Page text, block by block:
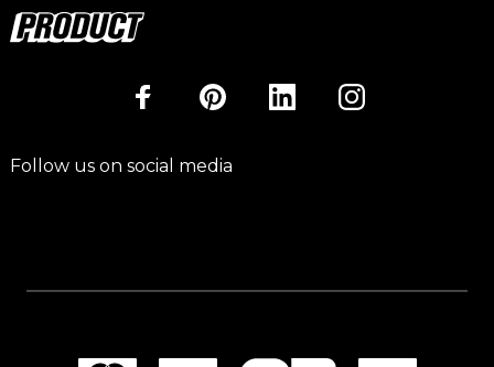
Follow us on social media